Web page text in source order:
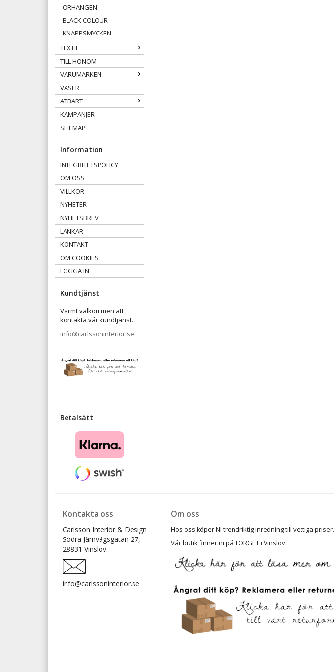
ÖRHÄNGEN
BLACK COLOUR
KNAPPSMYCKEN
TEXTIL
TILL HONOM
VARUMÄRKEN
VASER
ÄTBART
KAMPANJER
SITEMAP
Information
INTEGRITETSPOLICY
OM OSS
VILLKOR
NYHETER
NYHETSBREV
LÄNKAR
KONTAKT
OM COOKIES
LOGGA IN
Kundtjänst
Varmt välkommen att
kontakta vår kundtjänst.
info@carlssoninterior.se
Betalsätt
Kontakta oss
Carlsson Interiör & Design
Södra Järnvägsgatan 27,
28831 Vinslöv.
info@carlssoninterior.se
Om oss
Hos oss köper Ni trendriktig inredning till vettiga priser.
Vår butik finner ni på TORGET i Vinslöv.